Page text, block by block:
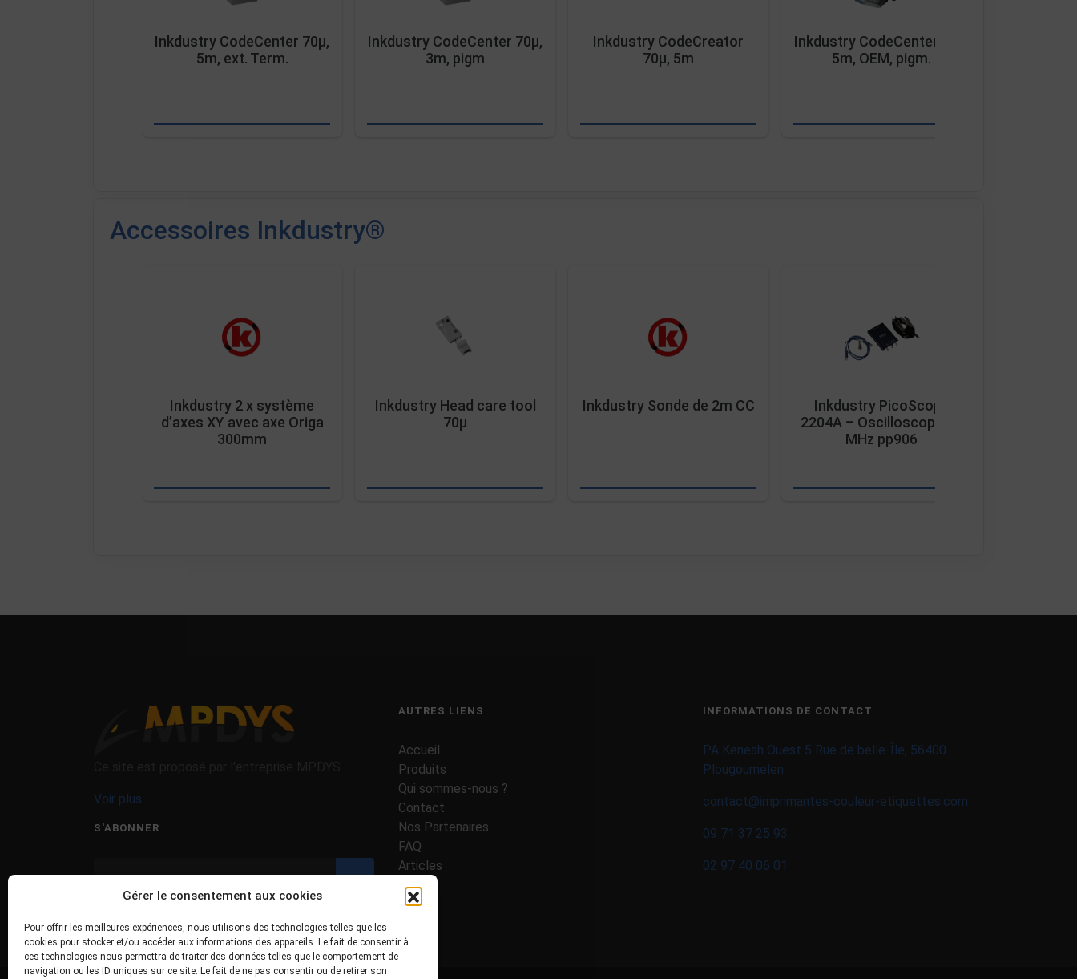
Gérer le consentement aux cookies
Pour offrir les meilleures expériences, nous utilisons des technologies telles que les
cookies pour stocker et/ou accéder aux informations des appareils. Le fait de consentir à
ces technologies nous permettra de traiter des données telles que le comportement de
navigation ou les ID uniques sur ce site. Le fait de ne pas consentir ou de retirer son
Inkdustry CodeCenter 70µ,
5m, ext. Term.
Inkdustry CodeCenter 70µ,
3m, pigm
Inkdustry CodeCreator
70µ, 5m
Inkdustry CodeCenter 70µ,
5m, OEM, pigm.
Accessoires Inkdustry®
Inkdustry 2 x système
d’axes XY avec axe Origa
300mm
Inkdustry Head care tool
70µ
Inkdustry Sonde de 2m CC
Inkdustry PicoScope
2204A – Oscilloscope 10
MHz pp906
Voir plus
S'ABONNER
J'ai lu et accepte les termes et les conditions
AUTRES LIENS
Accueil
Produits
Qui sommes-nous ?
Contact
Nos Partenaires
FAQ
Articles
INFORMATIONS DE CONTACT
PA Keneah Ouest 5 Rue de belle-Île, 56400
Plougoumelen
contact@imprimantes-couleur-etiquettes.com
09 71 37 25 93
02 97 40 06 01